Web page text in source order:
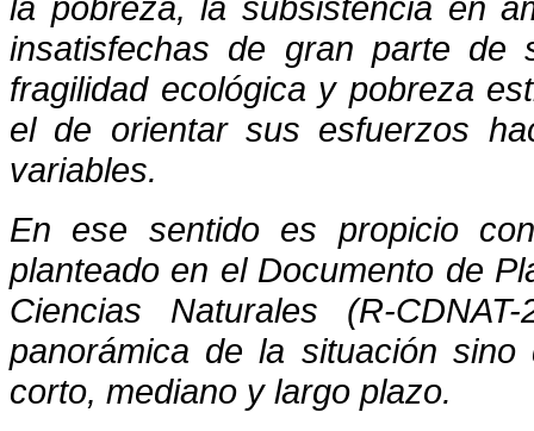
la pobreza, la subsistencia en
insatisfechas de gran parte de
fragilidad ecológica y pobreza
el de orientar sus esfuerzos
variables.
En ese sentido es propicio
planteado en el Documento de
Ciencias Naturales (R-
panorámica de la situación
corto, mediano y largo plazo.